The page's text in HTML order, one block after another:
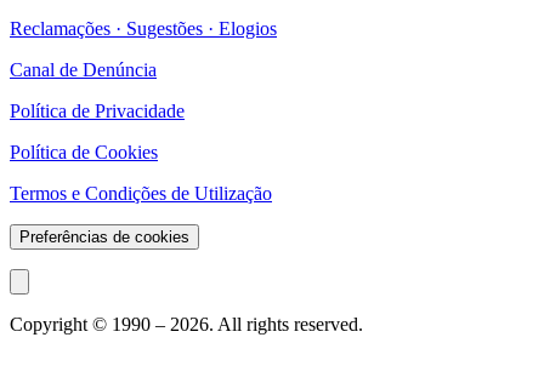
Reclamações · Sugestões · Elogios
Canal de Denúncia
Política de Privacidade
Política de Cookies
Termos e Condições de Utilização
Preferências de cookies
Copyright © 1990 – 2026. All rights reserved.